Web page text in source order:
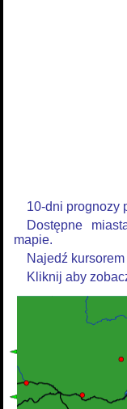
10-dni prognozy
Dostępne
mapie.
Najedź
Kliknij aby